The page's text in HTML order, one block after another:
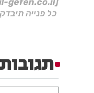
כל פנייה